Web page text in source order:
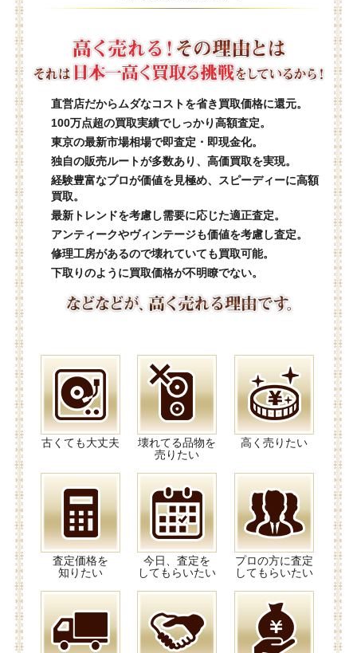
直営店だからムダなコストを省き買取価格に還元。
100万点超の買取実績でしっかり高額査定。
東京の最新市場相場で即査定・即現金化。
独自の販売ルートが多数あり、高価買取を実現。
経験豊富なプロが価値を見極め、スピーディーに高額
買取。
最新トレンドを考慮し需要に応じた適正査定。
アンティークやヴィンテージも価値を考慮し査定。
修理工房があるので壊れていても買取可能。
下取りのように買取価格が不明瞭でない。
古くても大丈夫
壊れてる品物を
売りたい
高く売りたい
査定価格を
知りたい
今日、査定を
してもらいたい
プロの方に査定
してもらいたい